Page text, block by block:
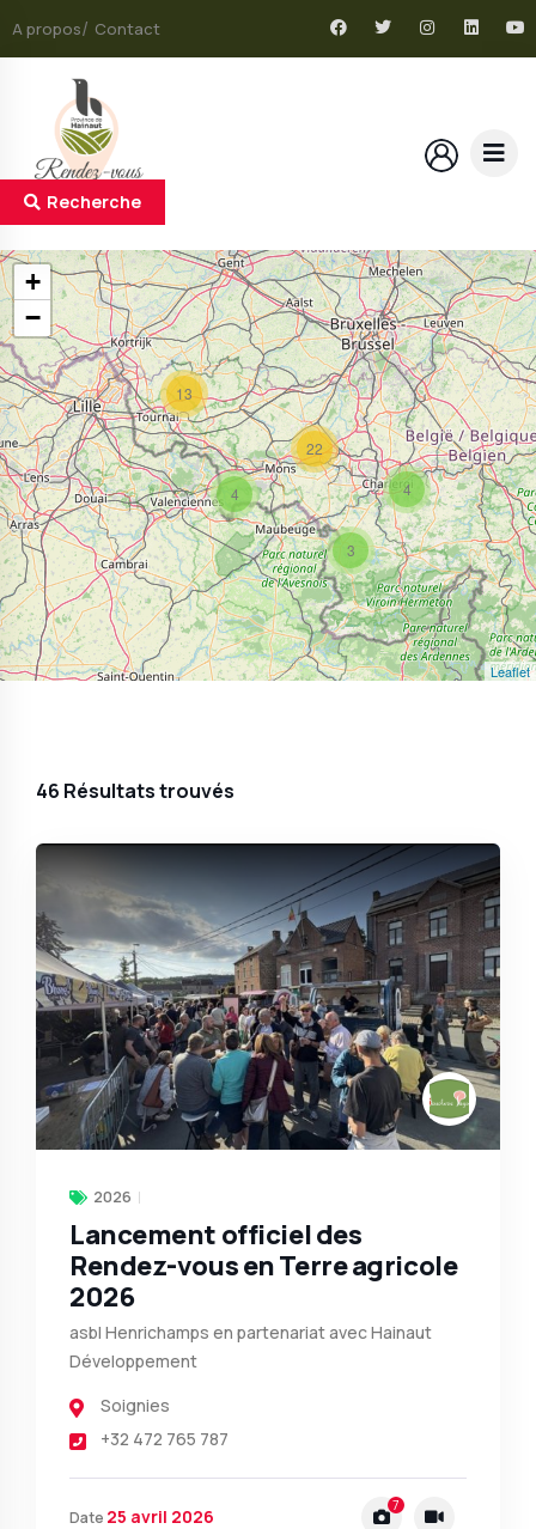
A propos Contact
4
3
13
4
22
+
−
Leaflet
Recherche
46 Résultats trouvés
2026
Lancement officiel des
Rendez-vous en Terre agricole
2026
asbl Henrichamps en partenariat avec Hainaut
Développement
Soignies
+32 472 765 787
Date 25 avril 2026 7